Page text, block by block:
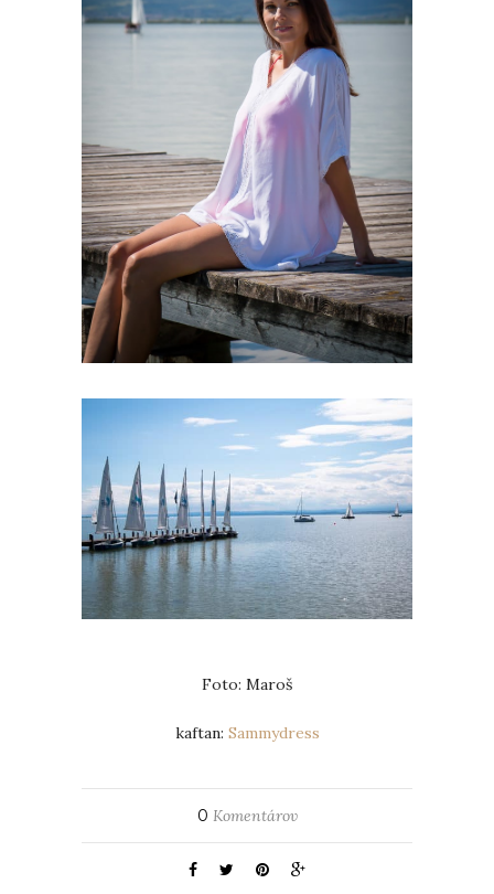
Foto: Maroš
kaftan: Sammydress
0 Komentárov